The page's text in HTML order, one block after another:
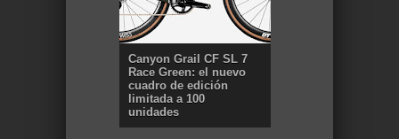
Canyon Grail CF SL 7
Race Green: el nuevo
cuadro de edición
limitada a 100
unidades